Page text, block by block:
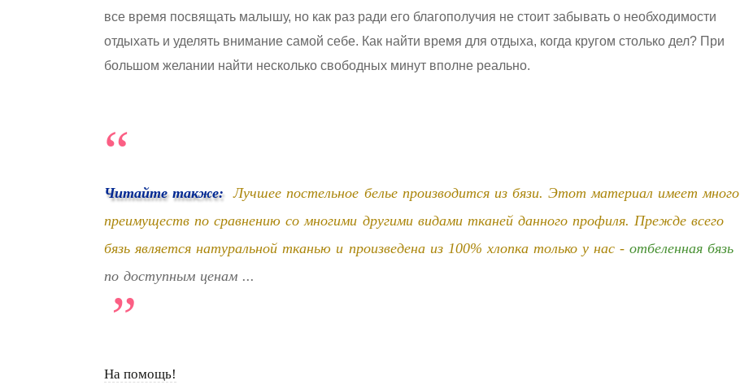
все время посвящать малышу, но как раз ради его благополучия не стоит забывать о необходимости
отдыхать и уделять внимание самой себе. Как найти время для отдыха, когда кругом столько дел? При
большом желании найти несколько свободных минут вполне реально.
Читайте также: Лучшее постельное белье производится из бязи. Этот материал имеет много
преимуществ по сравнению со многими другими видами тканей данного профиля. Прежде всего
бязь является натуральной тканью и произведена из 100% хлопка только у нас -отбеленная бязь
по доступным ценам ...
На помощь!